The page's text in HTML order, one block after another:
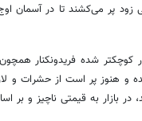
پر می‌کشند تا در آسمان
کوچکتر شده فریدونکنار
و هنوز پر است از حشرات و
در بازار به قیمتی ناچیز و